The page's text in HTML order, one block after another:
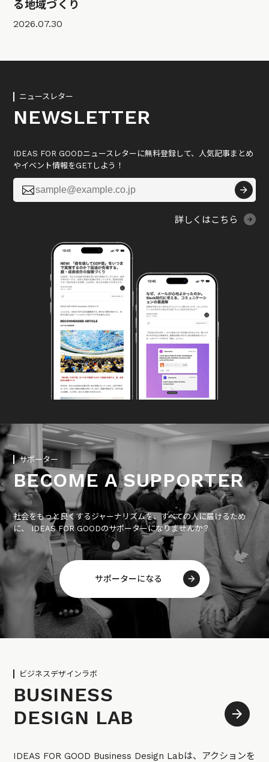
る地域づくり
2026.07.30
ニュースレター
NEWSLETTER
IDEAS FOR GOODニュースレターに無料登録して、人気記事まとめ
やイベント情報をGETしよう！

詳しくはこちら
サポーター
BECOME A SUPPORTER
社会をもっと良くするジャーナリズムを、すべての人に届けるため
に、 IDEAS FOR GOODのサポーターになりませんか？
サポーターになる
ビジネスデザインラボ
BUSINESS
DESIGN LAB
IDEAS FOR GOOD Business Design Labは、アクションを